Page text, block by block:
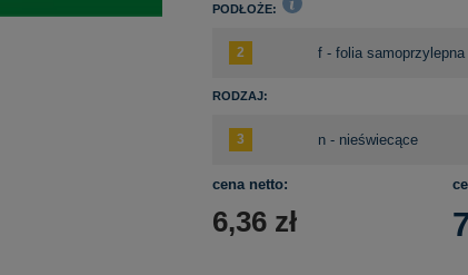
PODŁOŻE:
RODZAJ:
cena netto:
6,36 zł